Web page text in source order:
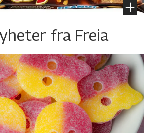
fra Freia